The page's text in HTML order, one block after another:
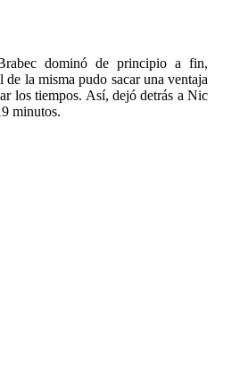
dominó de principio a fin,
la misma pudo sacar una ventaja
los tiempos. Así, dejó detrás a Nic
minutos.